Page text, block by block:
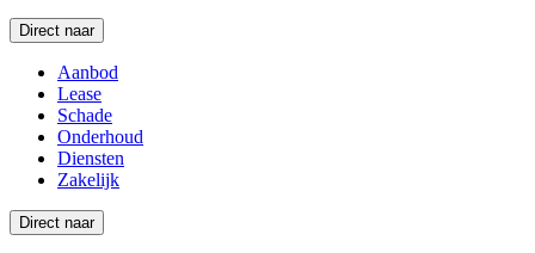
Direct naar
Aanbod
Lease
Schade
Onderhoud
Diensten
Zakelijk
Direct naar